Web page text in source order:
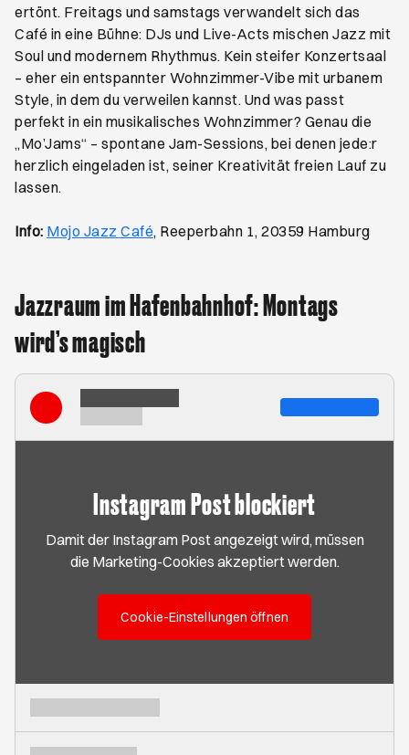
ertönt. Freitags und samstags verwandelt sich das
Café in eine Bühne: DJs und Live-Acts mischen Jazz mit
Soul und modernem Rhythmus. Kein steifer Konzertsaal
– eher ein entspannter Wohnzimmer-Vibe mit urbanem
Style, in dem du verweilen kannst. Und was passt
perfekt in ein musikalisches Wohnzimmer? Genau die
„Mo’Jams“ – spontane Jam-Sessions, bei denen jede:r
herzlich eingeladen ist, seiner Kreativität freien Lauf zu
lassen.
Info: Mojo Jazz CaféÖffnet ein neues Browser-Tab
, Reeperbahn 1, 20359 Hamburg
Jazzraum im Hafenbahnhof: Montags
wird’s magisch
Instagram Post blockiert
Damit der Instagram Post angezeigt wird, müssen
die Marketing-Cookies akzeptiert werden.
Cookie-Einstellungen öffnen